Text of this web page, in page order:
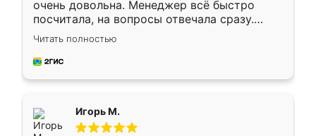
очень довольна. Менеджер всё быстро
посчитала, на вопросы отвечала сразу.
Замерщик приехал в субботу, подошёл к
делу со всей ответственностью. Собрали
за день, ребята работали аккуратно, даже
Читать полностью
Игорь М.